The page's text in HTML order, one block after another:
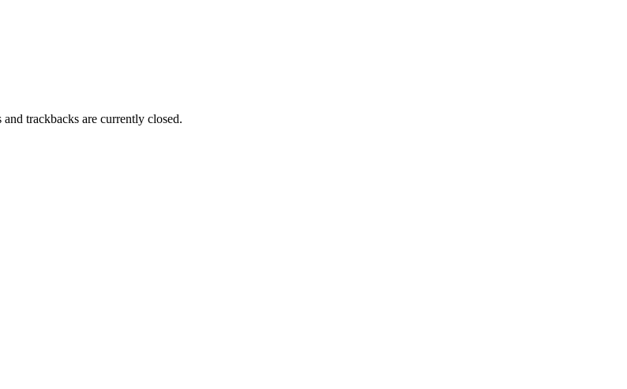
and trackbacks are currently closed.